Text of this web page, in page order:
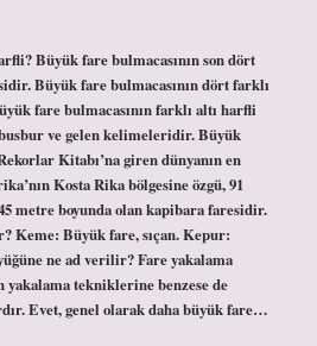
Büyük fare bulmacasının son dört
Büyük fare bulmacasının dört farklı
fare bulmacasının farklı altı harfli
ve gelen kelimeleridir. Büyük
Kitabı’na giren dünyanın en
Kosta Rika bölgesine özgü, 91
metre boyunda olan kapibara faresidir.
Keme: Büyük fare, sıçan. Kepur:
ne ad verilir? Fare yakalama
tekniklerine benzese de
Evet, genel olarak daha büyük fare…